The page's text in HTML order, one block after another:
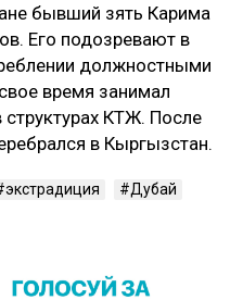
бывший зять Карима
Его подозревают в
должностными
время занимал
КТЖ. После
в Кыргызстан.
экстрадиция Дубай